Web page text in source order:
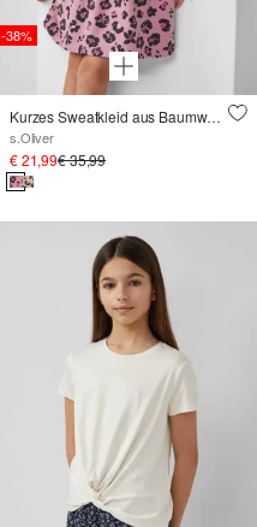
-38%
Kurzes Sweatkleid aus Baumwollmix mit All-over-Print
s.Oliver
€ 21,99€ 35,99